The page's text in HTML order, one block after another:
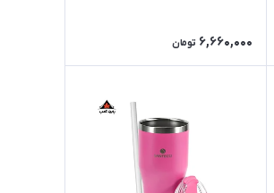
6,660,000 تومان